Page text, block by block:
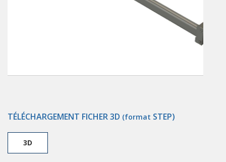
TÉLÉCHARGEMENT FICHER 3D (format STEP)
3D